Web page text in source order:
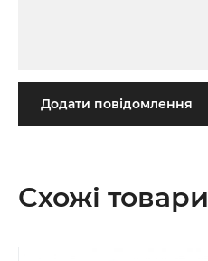
Додати повідомлення
Схожі товари